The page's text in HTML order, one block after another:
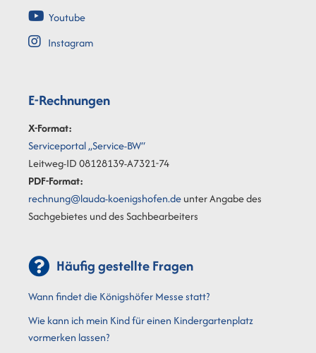
Youtube
Instagram
E-Rechnungen
X-Format:
Serviceportal „Service-BW“
Leitweg-ID 08128139-A7321-74
PDF-Format:
rechnung@lauda-koenigshofen.deunter Angabe des
Sachgebietes und des Sachbearbeiters
Häufig gestellte Fragen
Wann findet die Königshöfer Messe statt?
Wie kann ich mein Kind für einen Kindergartenplatz
vormerken lassen?